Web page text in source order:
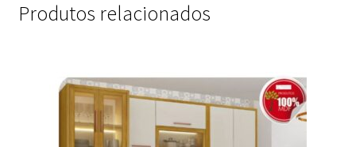
Produtos relacionados